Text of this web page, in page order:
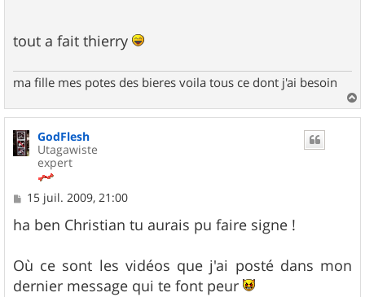
tout a fait thierry
ma fille mes potes des bieres voila tous ce dont j'ai besoin
a
GodFlesh
Utagawiste
expert
M
s
s
g
e
15 juil. 2009, 21:00
ha ben Christian tu aurais pu faire signe !
Où ce sont les vidéos que j'ai posté dans mon
dernier message qui te font peur